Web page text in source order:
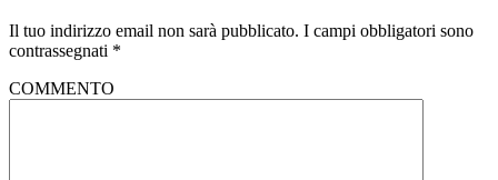
Il tuo indirizzo email non sarà pubblicato. I campi obbligatori sono
contrassegnati *
COMMENTO